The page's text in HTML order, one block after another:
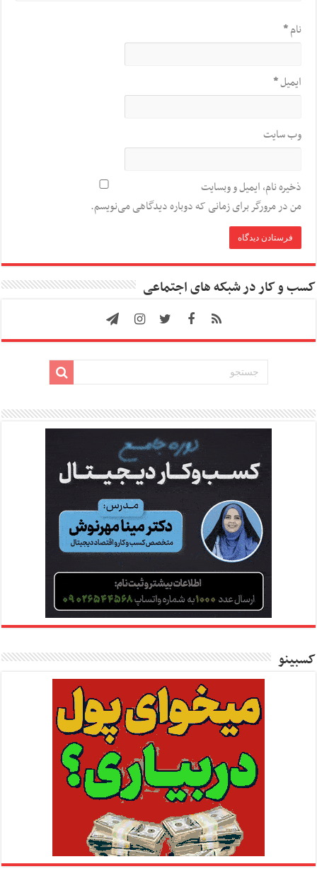
نام*
ایمیل*
وب‌ سایت
ذخیره نام، ایمیل و وبسایت
من در مرورگر برای زمانی که دوباره دیدگاهی می‌نویسم.
کسب و کار در شبکه های اجتماعی
کسبینو